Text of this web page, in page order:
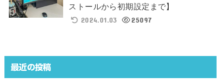
ストールから初期設定まで】
2024.01.03
25097
最近の投稿